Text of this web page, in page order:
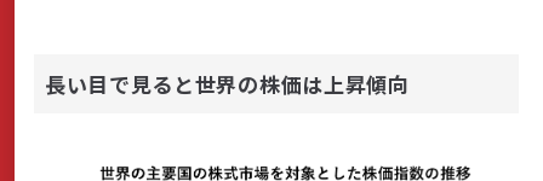
長い目で見ると世界の株価は上昇傾向